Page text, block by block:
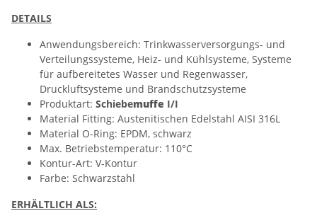
DETAILS
Anwendungsbereich: Trinkwasserversorgungs- und
Verteilungssysteme, Heiz- und Kühlsysteme, Systeme
für aufbereitetes Wasser und Regenwasser,
Druckluftsysteme und Brandschutzsysteme
Produktart: Schiebemuffe I/I
Material Fitting: Austenitischen Edelstahl AISI 316L
Material O-Ring: EPDM, schwarz
Max. Betriebstemperatur: 110°C
Kontur-Art: V-Kontur
Farbe: Schwarzstahl
ERHÄLTLICH ALS: